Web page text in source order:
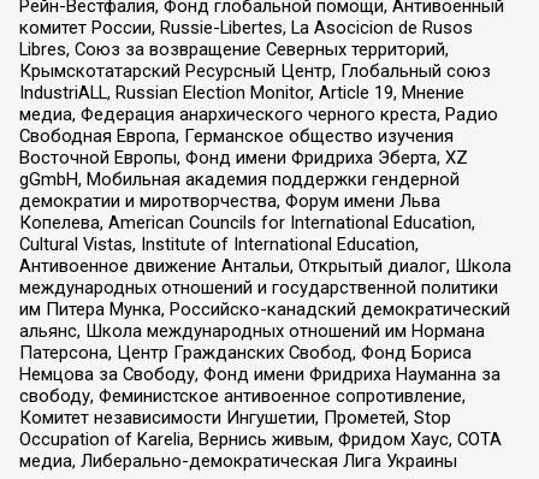
Рейн-Вестфалия, Фонд глобальной помощи, Антивоенный
комитет России, Russie-Libertes, La Asocicion de Rusos
Libres, Союз за возвращение Северных территорий,
Крымскотатарский Ресурсный Центр, Глобальный союз
IndustriALL, Russian Election Monitor, Article 19, Мнение
медиа, Федерация анархического черного креста, Радио
Свободная Европа, Германское общество изучения
Восточной Европы, Фонд имени Фридриха Эберта, XZ
gGmbH, Мобильная академия поддержки гендерной
демократии и миротворчества, Форум имени Льва
Копелева, American Councils for International Education,
Cultural Vistas, Institute of International Education,
Антивоенное движение Антальи, Открытый диалог, Школа
международных отношений и государственной политики
им Питера Мунка, Российско-канадский демократический
альянс, Школа международных отношений им Нормана
Патерсона, Центр Гражданских Свобод, Фонд Бориса
Немцова за Свободу, Фонд имени Фридриха Науманна за
свободу, Феминистское антивоенное сопротивление,
Комитет независимости Ингушетии, Прометей, Stop
Occupation of Karelia, Вернись живым, Фридом Хаус, СОТА
медиа, Либерально-демократическая Лига Украины